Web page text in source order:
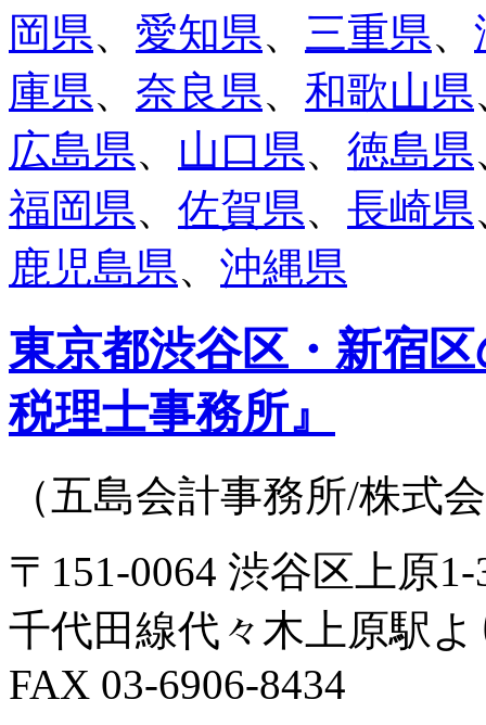
岡県、 愛知県、 三重県、
庫県、 奈良県、 和歌山県
広島県、 山口県、 徳島県
福岡県、 佐賀県、 長崎県
鹿児島県、 沖縄県
東京都渋谷区・新宿
税理士事務所』
（五島会計事務所/株式
〒151-0064 渋谷区上原
千代田線代々木上原駅
FAX 03-6906-8434